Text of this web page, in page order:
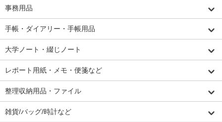
事務用品
手帳・ダイアリー・手帳用品
大学ノート・綴じノート
レポート用紙・メモ・便箋など
整理収納用品・ファイル
雑貨/バッグ/時計など